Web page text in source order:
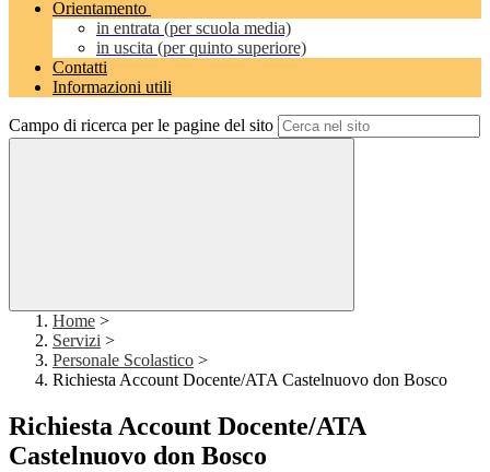
Orientamento
in entrata (per scuola media)
in uscita (per quinto superiore)
Contatti
Informazioni utili
Campo di ricerca per le pagine del sito
Home >
Servizi >
Personale Scolastico >
Richiesta Account Docente/ATA Castelnuovo don Bosco
Richiesta Account Docente/ATA
Castelnuovo don Bosco